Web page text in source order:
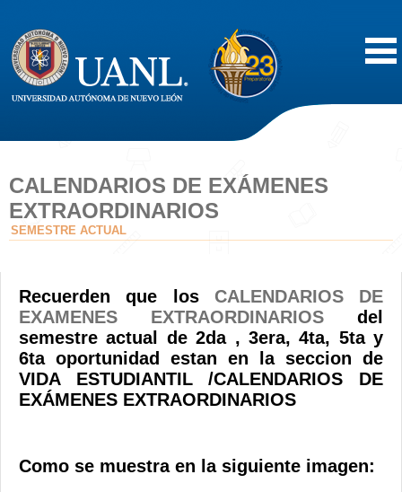
Acerca de
Oferta Educativa
Servicios
Difusión
Contacto
CALENDARIOS DE EXÁMENES
EXTRAORDINARIOS
SEMESTRE ACTUAL
Recuerden que los CALENDARIOS DE
EXAMENES EXTRAORDINARIOS del
semestre actual de 2da , 3era, 4ta, 5ta y
6ta oportunidad estan en la seccion de
VIDA ESTUDIANTIL /CALENDARIOS DE
EXÁMENES EXTRAORDINARIOS
Como se muestra en la siguiente imagen: